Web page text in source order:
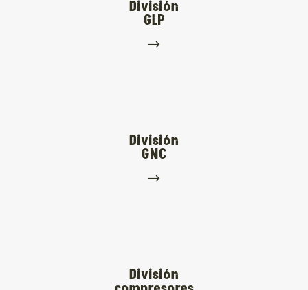
División
GLP
$
División
GNC
$
División